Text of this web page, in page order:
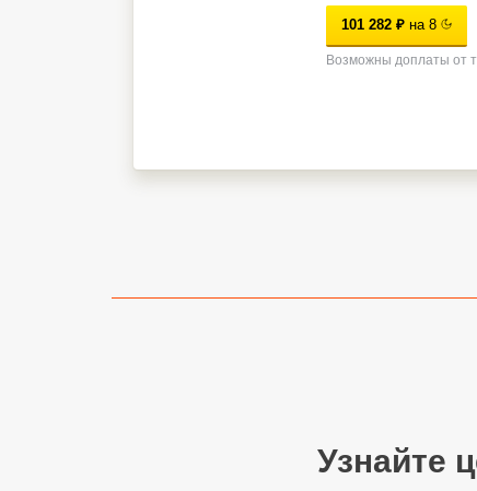
101 282 ₽ на 8
Возможны доплаты от
Узнайте
Лучшие отели 3* звезды